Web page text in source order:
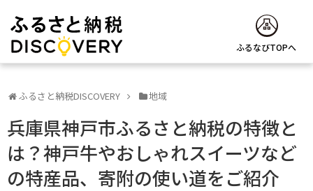
ふるなびTOPへ
ふるさと納税DISCOVERY 地域
兵庫県神戸市ふるさと納税の特徴と
は？神戸牛やおしゃれスイーツなど
の特産品、寄附の使い道をご紹介